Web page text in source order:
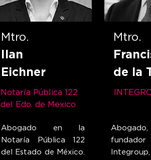
Mtro.
Ilan
Eichner
Notaría Pública 122
del Edo. de Mexico
Mtro.
de la
Abogado en la
Notaría Pública 122
del Estado de México.
fundador